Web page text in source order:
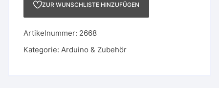
Male
Pin
Header
Stecker
ZUR WUNSCHLISTE HINZUFÜGEN
Artikelnummer: 2668
Kategorie: Arduino & Zubehör